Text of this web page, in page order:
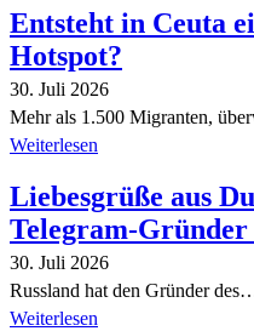
Entsteht in Ceuta
Hotspot?
30. Juli 2026
Mehr als 1.500 Migranten,
Weiterlesen
Liebesgrüße aus
Telegram-
30. Juli 2026
Russland hat den Gründer
Weiterlesen